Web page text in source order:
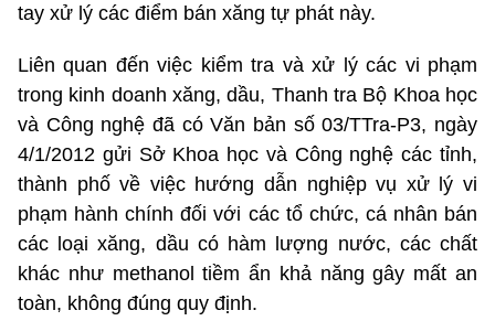
tay xử lý các điểm bán xăng tự phát này.
Liên quan đến việc kiểm tra và xử lý các vi phạm
trong kinh doanh xăng, dầu, Thanh tra Bộ Khoa học
và Công nghệ đã có Văn bản số 03/TTra-P3, ngày
4/1/2012 gửi Sở Khoa học và Công nghệ các tỉnh,
thành phố về việc hướng dẫn nghiệp vụ xử lý vi
phạm hành chính đối với các tổ chức, cá nhân bán
các loại xăng, dầu có hàm lượng nước, các chất
khác như methanol tiềm ẩn khả năng gây mất an
toàn, không đúng quy định.